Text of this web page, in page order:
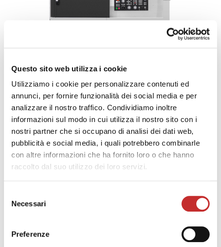
Questo sito web utilizza i cookie
Utilizziamo i cookie per personalizzare contenuti ed
annunci, per fornire funzionalità dei social media e per
analizzare il nostro traffico. Condividiamo inoltre
informazioni sul modo in cui utilizza il nostro sito con i
nostri partner che si occupano di analisi dei dati web,
pubblicità e social media, i quali potrebbero combinarle
con altre informazioni che ha fornito loro o che hanno
raccolto dal suo utilizzo dei loro servizi.
delNecessari
Preferenze